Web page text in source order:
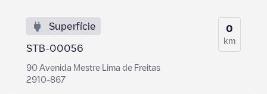
Superfície
STB-00056
90 Avenida Mestre Lima de Freitas
2910-867
0
km